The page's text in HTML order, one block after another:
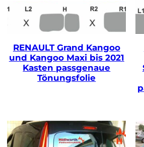
RENAULT Grand Kangoo
und Kangoo Maxi bis 2021
Kasten passgenaue
Tönungsfolie